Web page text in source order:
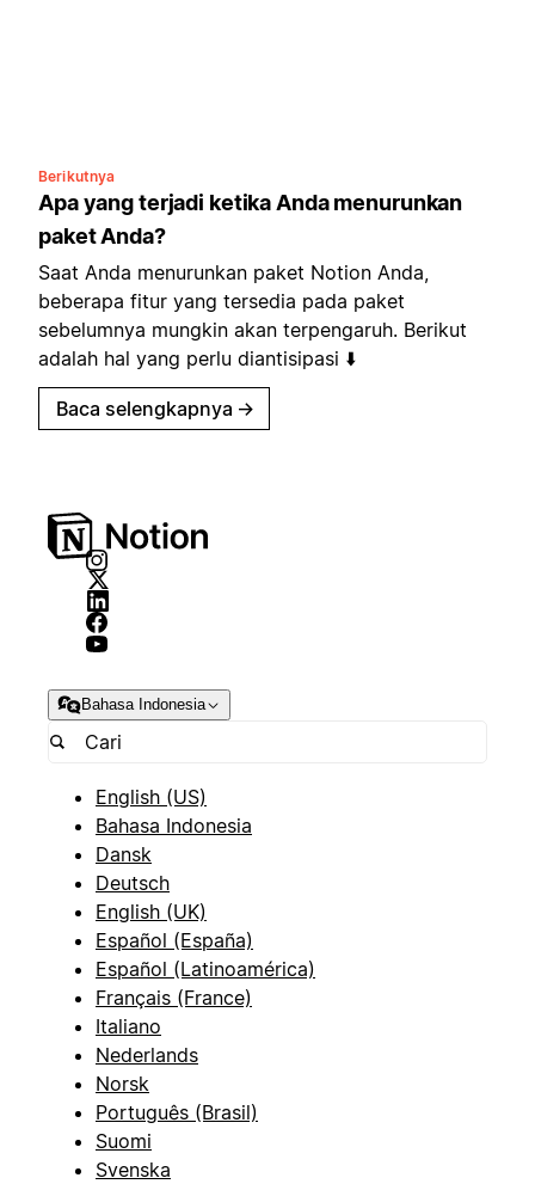
Berikutnya
Apa yang terjadi ketika Anda menurunkan
paket Anda?
Saat Anda menurunkan paket Notion Anda,
beberapa fitur yang tersedia pada paket
sebelumnya mungkin akan terpengaruh. Berikut
adalah hal yang perlu diantisipasi ⬇️
Baca selengkapnya →
Bahasa Indonesia
English (US)
Bahasa Indonesia
Dansk
Deutsch
English (UK)
Español (España)
Español (Latinoamérica)
Français (France)
Italiano
Nederlands
Norsk
Português (Brasil)
Suomi
Svenska